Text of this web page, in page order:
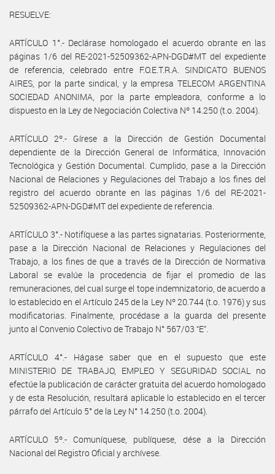
RESUELVE:
ARTÍCULO 1°.- Declárase homologado el acuerdo obrante en las
páginas 1/6 del RE-2021-52509362-APN-DGD#MT del expediente
de referencia, celebrado entre F.O.E.T.R.A. SINDICATO BUENOS
AIRES, por la parte sindical, y la empresa TELECOM ARGENTINA
SOCIEDAD ANONIMA, por la parte empleadora, conforme a lo
dispuesto en la Ley de Negociación Colectiva Nº 14.250 (t.o. 2004).
ARTÍCULO 2º.- Gírese a la Dirección de Gestión Documental
dependiente de la Dirección General de Informática, Innovación
Tecnológica y Gestión Documental. Cumplido, pase a la Dirección
Nacional de Relaciones y Regulaciones del Trabajo a los fines del
registro del acuerdo obrante en las páginas 1/6 del RE-2021-
52509362-APN-DGD#MT del expediente de referencia.
ARTÍCULO 3°.- Notifíquese a las partes signatarias. Posteriormente,
pase a la Dirección Nacional de Relaciones y Regulaciones del
Trabajo, a los fines de que a través de la Dirección de Normativa
Laboral se evalúe la procedencia de fijar el promedio de las
remuneraciones, del cual surge el tope indemnizatorio, de acuerdo a
lo establecido en el Artículo 245 de la Ley Nº 20.744 (t.o. 1976) y sus
modificatorias. Finalmente, procédase a la guarda del presente
junto al Convenio Colectivo de Trabajo N° 567/03 “E”.
ARTÍCULO 4°.- Hágase saber que en el supuesto que este
MINISTERIO DE TRABAJO, EMPLEO Y SEGURIDAD SOCIAL no
efectúe la publicación de carácter gratuita del acuerdo homologado
y de esta Resolución, resultará aplicable lo establecido en el tercer
párrafo del Artículo 5° de la Ley N° 14.250 (t.o. 2004).
ARTÍCULO 5º.- Comuníquese, publíquese, dése a la Dirección
Nacional del Registro Oficial y archívese.